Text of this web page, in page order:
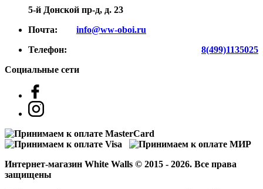
5-й Донской пр-д, д. 23
Почта: info@ww-oboi.ru
Телефон:
8(499)1135025
Социальные сети
Интернет-магазин White Walls © 2015 - 2026. Все права
защищены